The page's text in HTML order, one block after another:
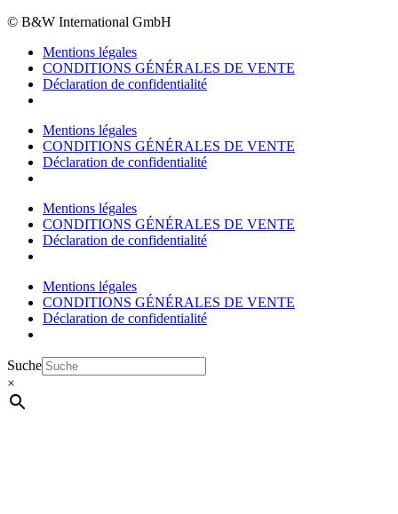
© B&W International GmbH
Mentions légales
CONDITIONS GÉNÉRALES DE VENTE
Déclaration de confidentialité
Mentions légales
CONDITIONS GÉNÉRALES DE VENTE
Déclaration de confidentialité
Mentions légales
CONDITIONS GÉNÉRALES DE VENTE
Déclaration de confidentialité
Mentions légales
CONDITIONS GÉNÉRALES DE VENTE
Déclaration de confidentialité
Suche
×